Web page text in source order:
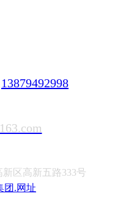
13879492998
区高新五路333号
团.网址